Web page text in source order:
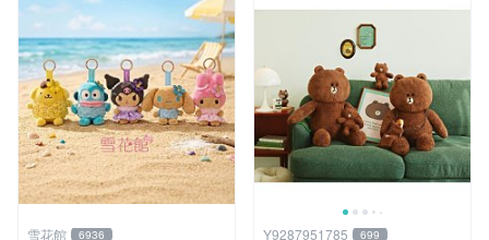
雪花館 6936 Y9287951785 699